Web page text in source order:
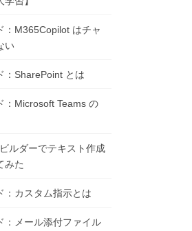
：M365Copilot はチャ
い
：SharePoint とは
：Microsoft Teams の
ルダーでテキスト作成
みた
：カスタム指示とは
：メール添付ファイル